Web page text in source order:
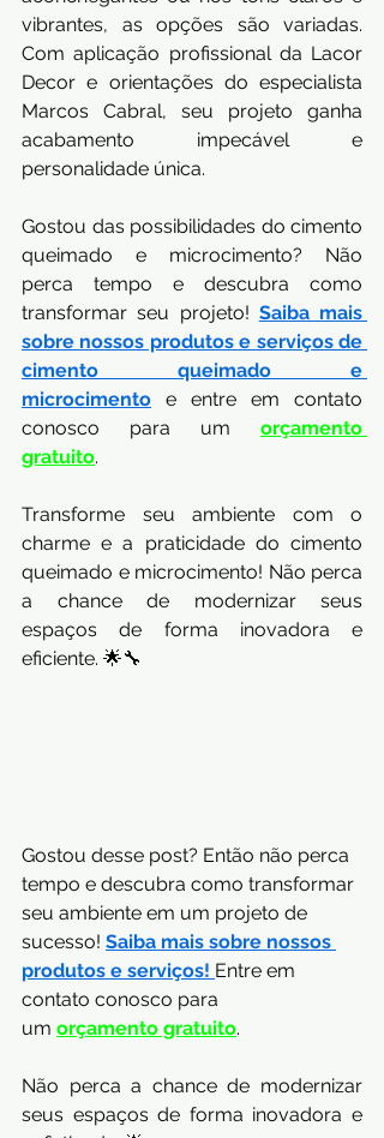
vibrantes, as opções são variadas.
Com aplicação profissional da Lacor
Decor e orientações do especialista
Marcos Cabral, seu projeto ganha
acabamento impecável e
personalidade única.
Gostou das possibilidades do cimento
queimado e microcimento? Não
perca tempo e descubra como
transformar seu projeto! Saiba mais
sobre nossos produtos e serviços de
cimento queimado e
microcimento e entre em contato
conosco para um
orçamento
gratuito.
Transforme seu ambiente com o
charme e a praticidade do cimento
queimado e microcimento! Não perca
a chance de modernizar seus
espaços de forma inovadora e
eficiente. 🌟🔧
Gostou desse post? Então não perca
tempo e descubra como transformar
seu ambiente em um projeto de
sucesso! Saiba mais sobre nossos
produtos e serviços! Entre em
contato conosco para
um orçamento gratuito.
Não perca a chance de modernizar
seus espaços de forma inovadora e